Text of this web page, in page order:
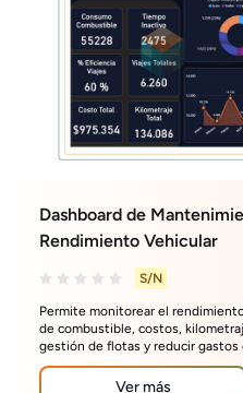
Dashboard de
Rendimiento Vehicular
S/N
Permite monitorear el
de combustible, costos,
gestión de flotas y reducir gastos
Ver más